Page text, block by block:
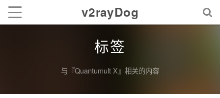
v2rayDog
标签
与『Quantumult X』相关的内容